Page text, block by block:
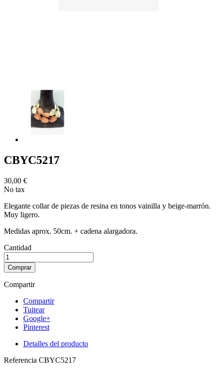
CBYC5217
30,00 €
No tax
Elegante collar de piezas de resina en tonos vainilla y beige-marrón.
Muy ligero.
Medidas aprox. 50cm. + cadena alargadora.
Cantidad
Comprar
Compartir
Compartir
Tuitear
Google+
Pinterest
Detalles del producto
Referencia CBYC5217